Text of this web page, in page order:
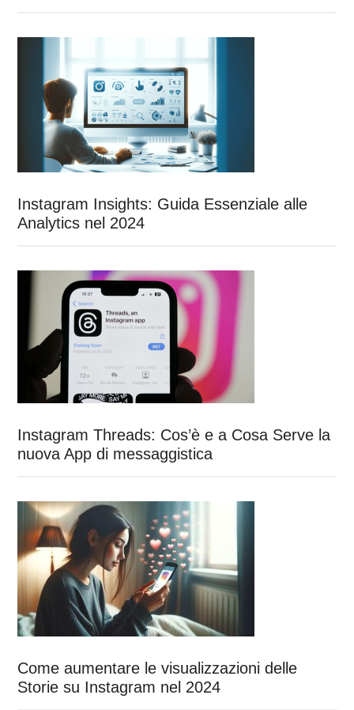
Instagram Insights: Guida Essenziale alle
Analytics nel 2024
Instagram Threads: Cos’è e a Cosa Serve la
nuova App di messaggistica
Come aumentare le visualizzazioni delle
Storie su Instagram nel 2024